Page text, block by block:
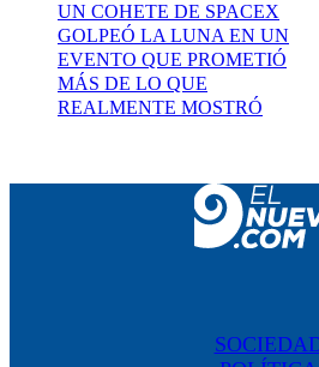
UN COHETE DE SPACEX
GOLPEÓ LA LUNA EN UN
EVENTO QUE PROMETIÓ
MÁS DE LO QUE
REALMENTE MOSTRÓ